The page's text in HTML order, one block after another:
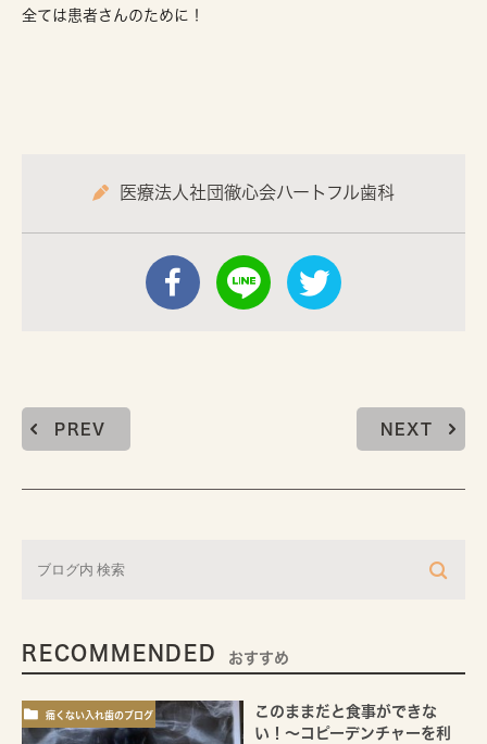
全ては患者さんのために！
医療法人社団徹心会ハートフル歯科
PREV NEXT
RECOMMENDED おすすめ
痛くない入れ歯のブログ
このままだと食事ができな
い！～コピーデンチャーを利